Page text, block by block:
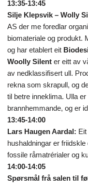
13:35-13:45
Silje Klepsvik – Wolly
AS der me foredlar
biomateriale og produkt.
og har etablert eit
Woolly Silent er eitt av
av nedklassifisert ull.
rekna som skrapull, og
til betre inneklima. Ulla
brannhemmande, og er
13:45-14:00
Lars Haugen Aardal:
hushaldningar er
fossile råmatrérialer og
14:00-14:05
Spørsmål frå salen til